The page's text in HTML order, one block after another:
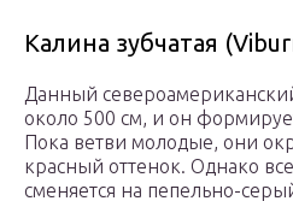
Калина зубчатая
Данный
около 500 см, и он
Пока ветви молодые, они
красный оттенок. Однако
сменяется на пепельно-